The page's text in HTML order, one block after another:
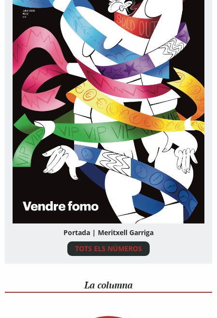
Portada | Meritxell Garriga
TOTS ELS NÚMEROS
La columna